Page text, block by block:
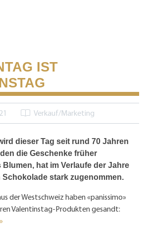
IST
Verkauf/Marketing
dieser Tag seit rund 70 Jahren
die Geschenke früher
hat im Verlaufe der Jahre
Schokolade stark zugenommen.
der Westschweiz haben «panissimo»
Valentinstag-Produkten gesandt: